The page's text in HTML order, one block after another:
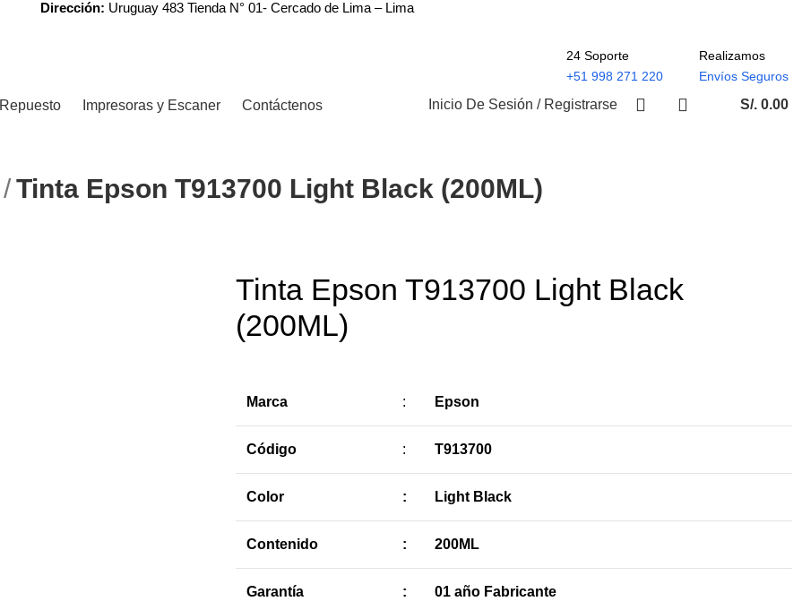
Dirección: Uruguay 483 Tienda N° 01- Cercado de Lima – Lima
24 Soporte
+51 998 271 220
Realizamos
Envíos Seguros
Repuesto Impresoras y Escaner Contáctenos Inicio De Sesión / Registrarse S/. 0.00
Tinta Epson T913700 Light Black (200ML)
Tinta Epson T913700 Light Black
(200ML)
Marca : Epson
Código : T913700
Color : Light Black
Contenido : 200ML
Garantía : 01 año Fabricante